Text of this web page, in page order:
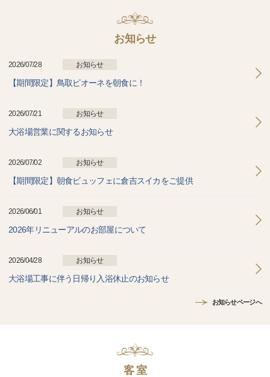
お知らせ
2026/07/28 お知らせ
【期間限定】鳥取ピオーネを朝食に！
2026/07/21 お知らせ
大浴場営業に関するお知らせ
2026/07/02 お知らせ
【期間限定】朝食ビュッフェに倉吉スイカをご提供
2026/06/01 お知らせ
2026年リニューアルのお部屋について
2026/04/28 お知らせ
大浴場工事に伴う日帰り入浴休止のお知らせ
お知らせページへ
客 室